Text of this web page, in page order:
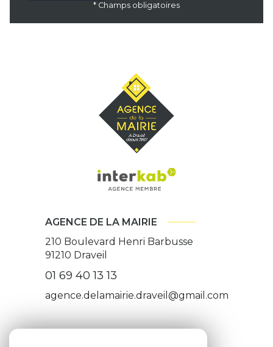
* Champs obligatoires
AGENCE DE LA MAIRIE
210 Boulevard Henri Barbusse
91210 Draveil
01 69 40 13 13
agence.delamairie.draveil@gmail.com